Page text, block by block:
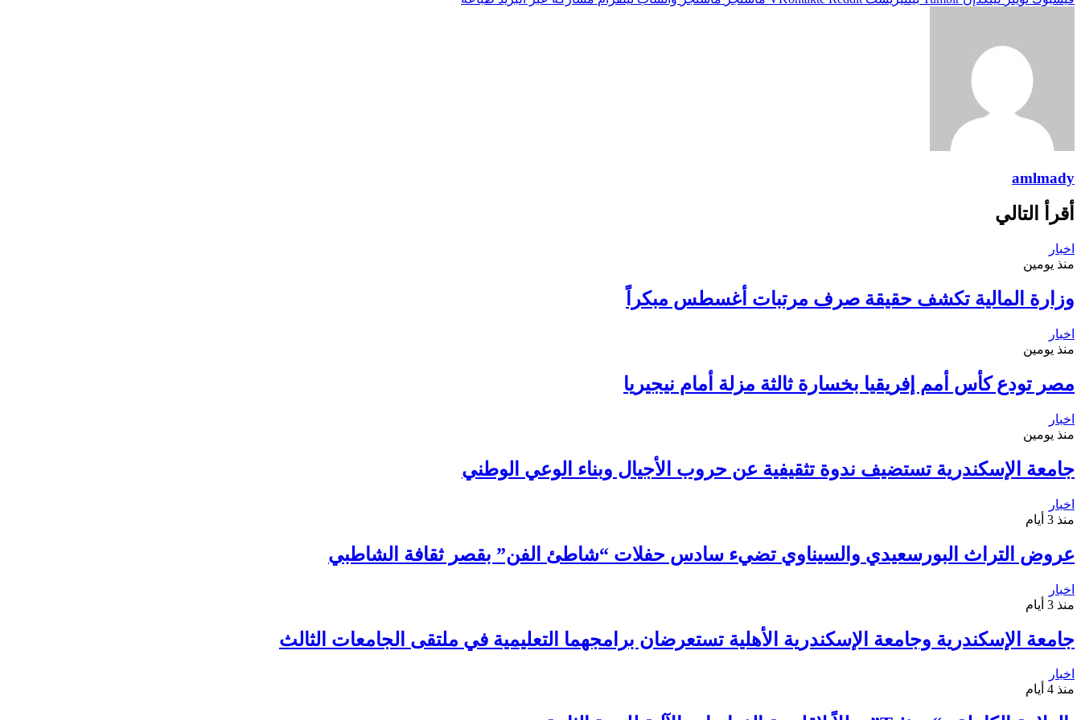
amlmady
أقرأ التالي
اخبار
منذ يومين
وزارة المالية تكشف حقيقة صرف مرتبات أغسطس مبكراً
اخبار
منذ يومين
مصر تودع كأس أمم إفريقيا بخسارة ثالثة مزلة أمام نيجيريا
اخبار
منذ يومين
جامعة الإسكندرية تستضيف ندوة تثقيفية عن حروب الأجيال وبناء الوعي الوطني
اخبار
منذ 3 أيام
عروض التراث البورسعيدي والسيناوي تضيء سادس حفلات “شاطئ الفن” بقصر ثقافة الشاطبي
اخبار
منذ 3 أيام
جامعة الإسكندرية وجامعة الإسكندرية الأهلية تستعرضان برامجهما التعليمية في ملتقى الجامعات الثالث
اخبار
منذ 4 أيام